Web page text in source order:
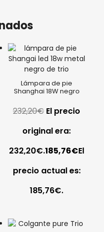
Lámpara de pie
Shanghai 18W negro
232,20€ El precio
original era:
232,20€.185,76€El
precio actual es:
185,76€.